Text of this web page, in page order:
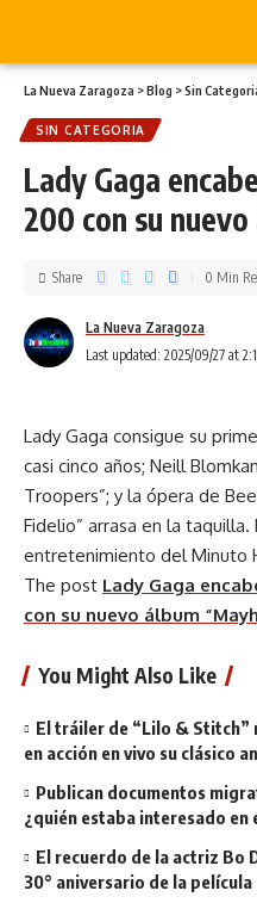
La Nueva Zaragoza >Blog >Sin
SIN CATEGORIA
Lady Gaga
200 con su
La Nueva Zaragoza
Last updated: 2025/09/27 at
Share 0 Min
Lady Gaga consigue su
casi cinco años; Neill
Troopers”; y la ópera de
Fidelio” arrasa en la
entretenimiento del Minuto
The post Lady Gaga
con su nuevo álbum
You Might Also Like
El tráiler de “Lilo & Stitch”
en acción en vivo su clásico
Publican documentos
¿quién estaba interesado
El recuerdo de la actriz Bo
30° aniversario de la película